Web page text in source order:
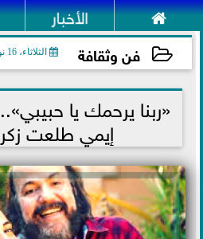
 الأخبار
فن وثقافة الثلاثاء، 16 نوفمبر 2021
2021-11-16 02:41:59
«ربنا يرحمك يا
إيمي طلعت